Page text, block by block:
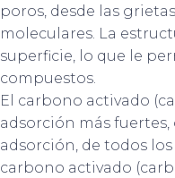
poros, desde las
moleculares. La
superficie, lo que le
compuestos.
El carbono activado
adsorción más
adsorción, de todos
carbono activado